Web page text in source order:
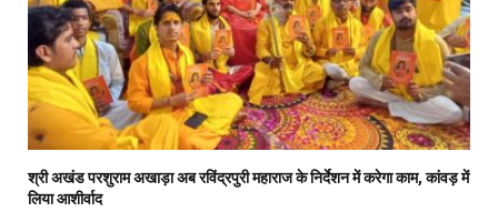
श्री अखंड परशुराम अखाड़ा अब रविंद्रपुरी महाराज के निर्देशन में करेगा काम, कांवड़ में
लिया आशीर्वाद